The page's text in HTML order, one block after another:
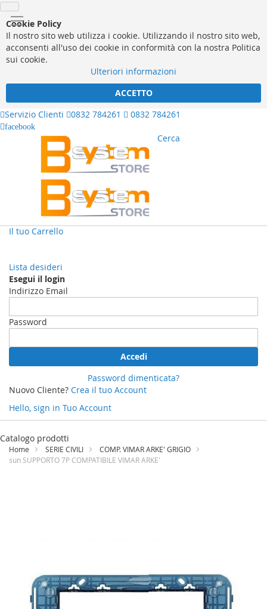
Cookie Policy
Il nostro sito web utilizza i cookie. Utilizzando il nostro sito web,
acconsenti all'uso dei cookie in conformità con la nostra Politica
sui cookie.
Ulteriori informazioni
ACCETTO
Servizio Clienti
0832 784261 0832 784261
facebook
Cerca
Il tuo Carrello
Lista desideri
Esegui il login
Indirizzo Email
Password
Accedi
Password dimenticata?
Nuovo Cliente? Crea il tuo Account
Hello, sign in Tuo Account
Salta
contenuto
Catalogo prodotti
Home SERIE CIVILI
COMP. VIMAR ARKE' GRIGIO
sun SUPPORTO 7P COMPATIBILE VIMAR ARKE'